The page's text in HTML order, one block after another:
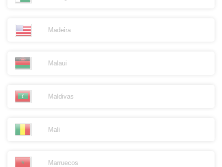
Madeira
Malaui
Maldivas
Mali
Marruecos